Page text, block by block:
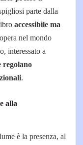
parte dalla
accessibile ma
nel mondo
interessato a
regolano
.
alla
è la presenza, al